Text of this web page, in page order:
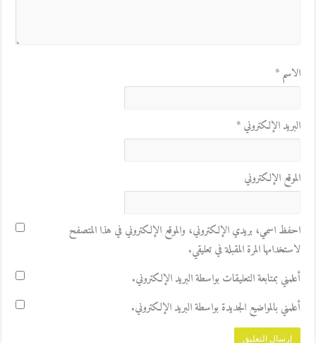
الاسم*
البريد الإلكتروني*
الموقع الإلكتروني
احفظ اسمي، بريدي الإلكتروني، والموقع الإلكتروني في هذا المتصفح
لاستخدامها المرة المقبلة في تعليقي.
أعلمني بمتابعة التعليقات بواسطة البريد الإلكتروني.
أعلمني بالمواضيع الجديدة بواسطة البريد الإلكتروني.